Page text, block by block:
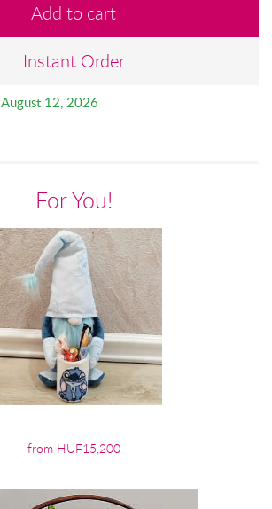
Add to cart
Instant Order
12, 2026
For You!
from HUF15,200